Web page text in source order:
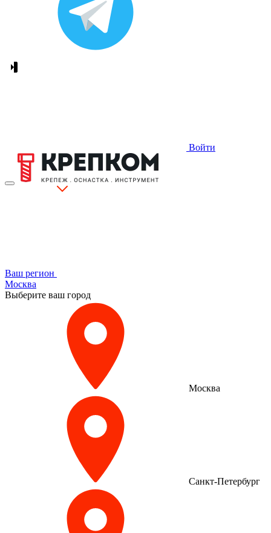
Войти
Ваш регион
Москва
Выберите ваш город
Москва
Санкт-Петербург